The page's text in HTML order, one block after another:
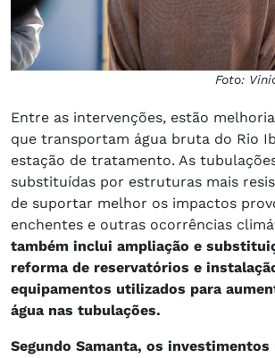
Foto:
Entre as intervenções, estão
que transportam água bruta do Rio
estação de tratamento. As
substituídas por estruturas mais
de suportar melhor os impactos
enchentes e outras ocorrências
também inclui ampliação e
reforma de reservatórios e
equipamentos utilizados para
água nas tubulações.
Segundo Samanta, os investimentos